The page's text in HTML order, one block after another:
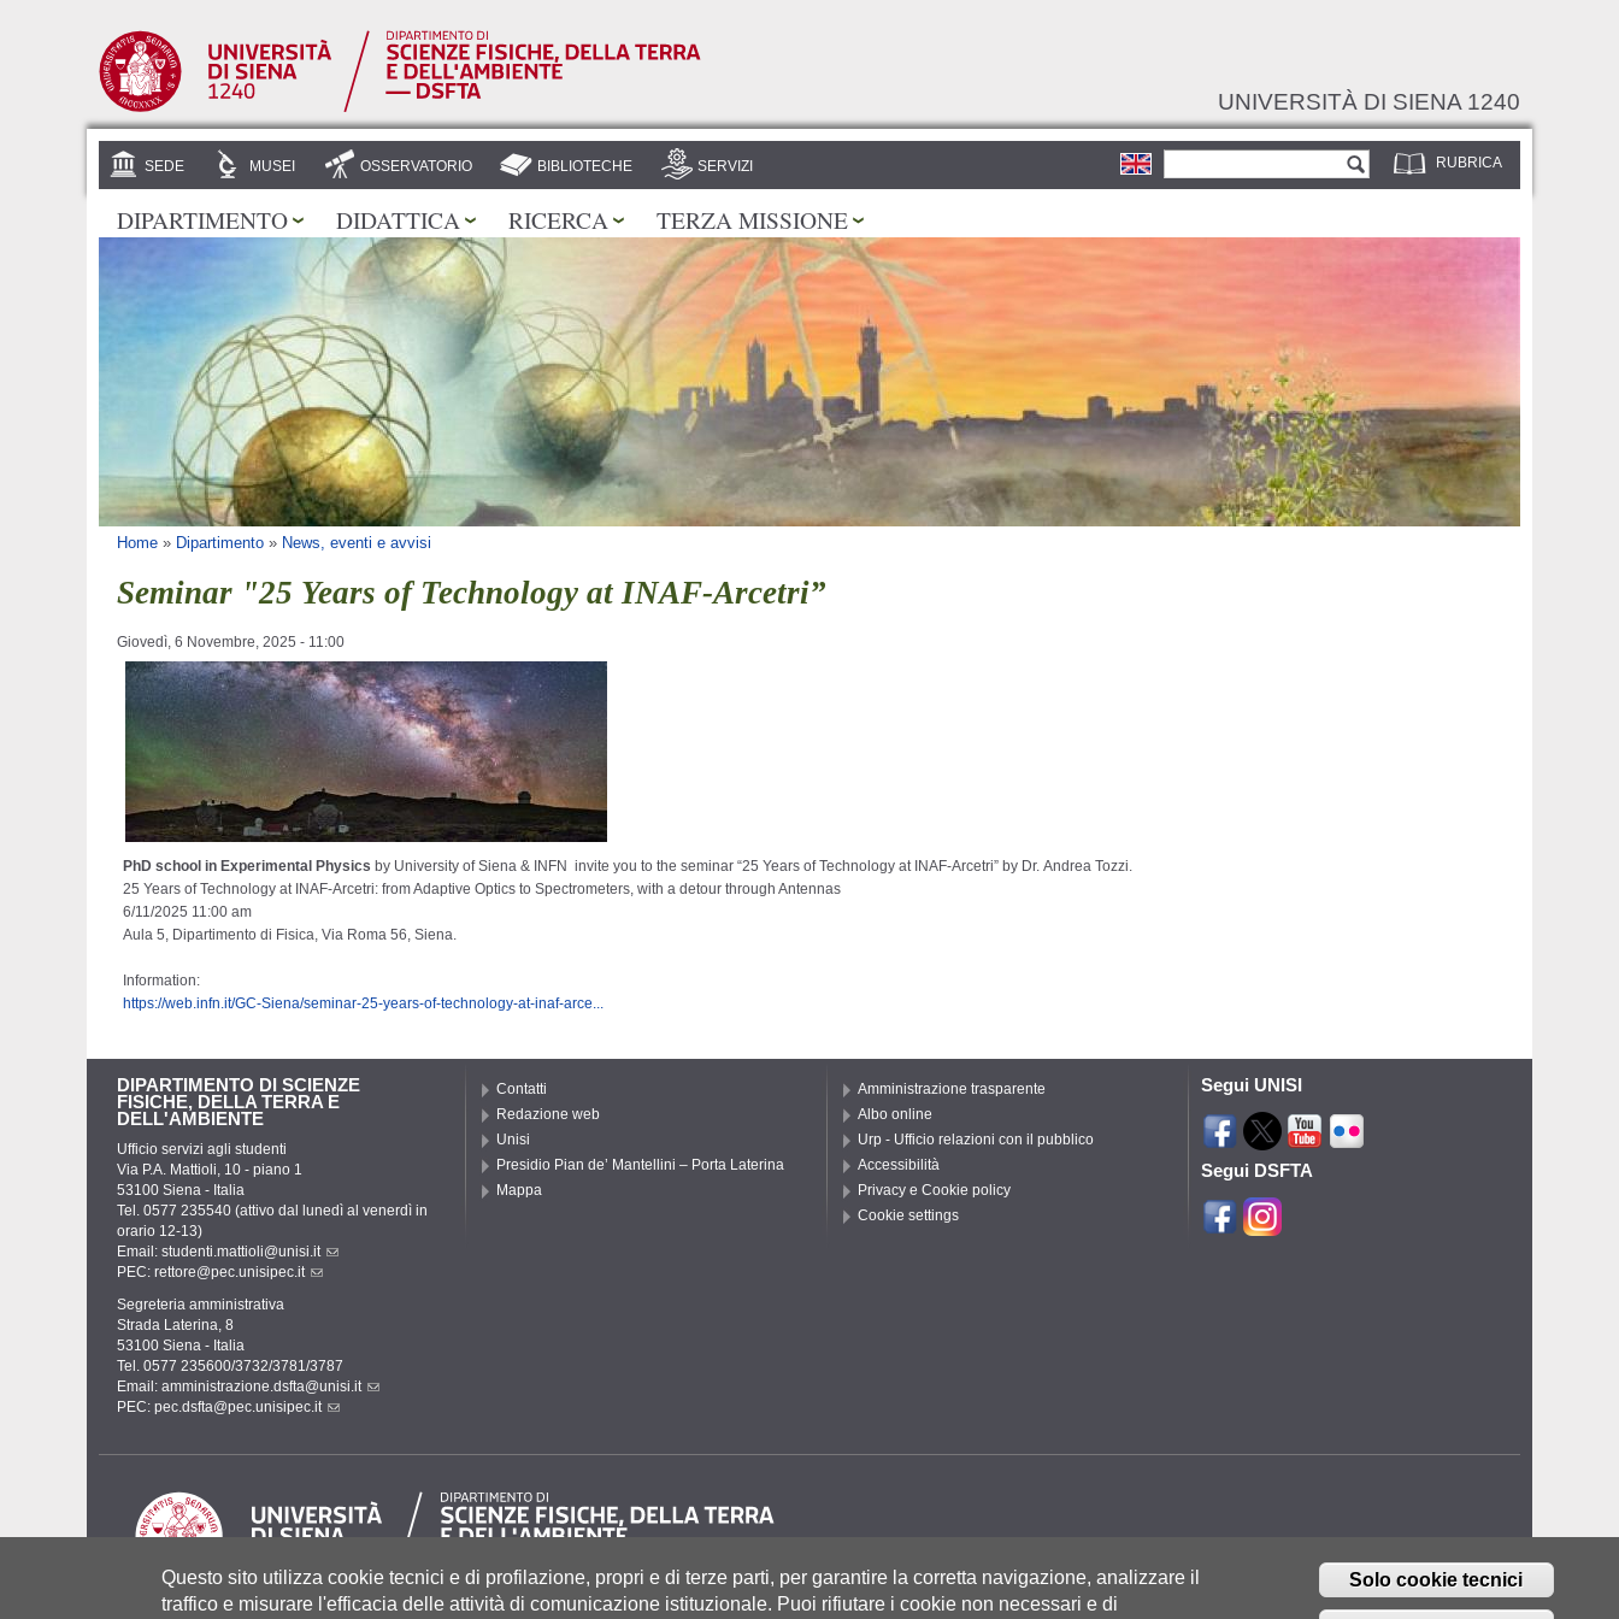
UNIVERSITÀ DI SIENA 1240
RUBRICA
Form di ricerca
SEDE MUSEI OSSERVATORIO BIBLIOTECHE SERVIZI
DIPARTIMENTO DIDATTICA RICERCA TERZA MISSIONE
Tu sei qui
Home » Dipartimento » News, eventi e avvisi
Seminar "25 Years of Technology at INAF-Arcetri”
Giovedì, 6 Novembre, 2025 - 11:00
PhD school in Experimental Physics by University of Siena & INFN invite you to the seminar “25 Years of Technology at INAF-Arcetri” by Dr. Andrea Tozzi.
25 Years of Technology at INAF-Arcetri: from Adaptive Optics to Spectrometers, with a detour through Antennas
6/11/2025 11:00 am
Aula 5, Dipartimento di Fisica, Via Roma 56, Siena.
Information:
https://web.infn.it/GC-Siena/seminar-25-years-of-technology-at-inaf-arce...
DIPARTIMENTO DI SCIENZE
FISICHE, DELLA TERRA E
DELL'AMBIENTE
Ufficio servizi agli studenti
Via P.A. Mattioli, 10 - piano 1
53100 Siena - Italia
Tel. 0577 235540 (attivo dal lunedì al venerdì in
orario 12-13)
Email: studenti.mattioli@unisi.it
PEC: rettore@pec.unisipec.it
Segreteria amministrativa
Strada Laterina, 8
53100 Siena - Italia
Tel. 0577 235600/3732/3781/3787
Email: amministrazione.dsfta@unisi.it
PEC: pec.dsfta@pec.unisipec.it
Contatti
Redazione web
Unisi
Presidio Pian de’ Mantellini – Porta Laterina
Mappa
Amministrazione trasparente
Albo online
Urp - Ufficio relazioni con il pubblico
Accessibilità
Privacy e Cookie policy
Cookie settings
Segui UNISI
Segui DSFTA
Questo sito utilizza cookie tecnici e di profilazione, propri e di terze parti, per garantire la corretta navigazione, analizzare il
traffico e misurare l'efficacia delle attività di comunicazione istituzionale. Puoi rifiutare i cookie non necessari e di
Solo cookie tecnici